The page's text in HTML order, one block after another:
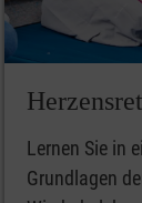
Lernen Sie in
Grundlagen